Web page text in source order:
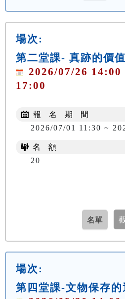
場次:
第二堂課- 真跡的價
2026/07/26 14:00
17:00
報 名 期 間
2026/07/01 11:30 ~
名 額
20
場次:
第四堂課-文物保存